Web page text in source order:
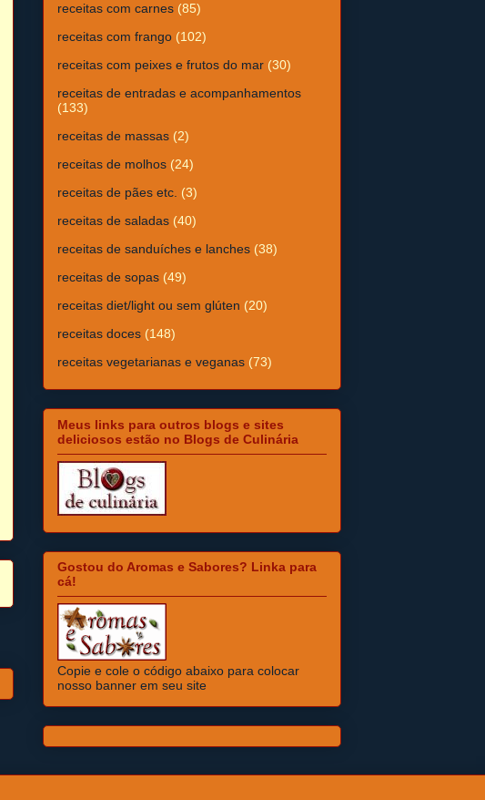
receitas com carnes (85)
receitas com frango (102)
receitas com peixes e frutos do mar (30)
receitas de entradas e acompanhamentos
(133)
receitas de massas (2)
receitas de molhos (24)
receitas de pães etc. (3)
receitas de saladas (40)
receitas de sanduíches e lanches (38)
receitas de sopas (49)
receitas diet/light ou sem glúten (20)
receitas doces (148)
receitas vegetarianas e veganas (73)
Meus links para outros blogs e sites
deliciosos estão no Blogs de Culinária
Gostou do Aromas e Sabores? Linka para
cá!
Copie e cole o código abaixo para colocar
nosso banner em seu site